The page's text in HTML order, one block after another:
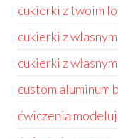
cukierki z twoim
cukierki z
cukierki z
custom aluminum
ćwiczenia